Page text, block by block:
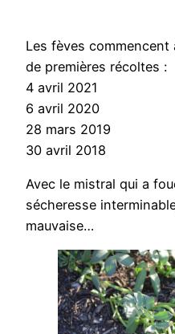
Les fèves commencent
de premières récoltes :
4 avril 2021
6 avril 2020
28 mars 2019
30 avril 2018
Avec le mistral qui a
sécheresse
mauvaise…